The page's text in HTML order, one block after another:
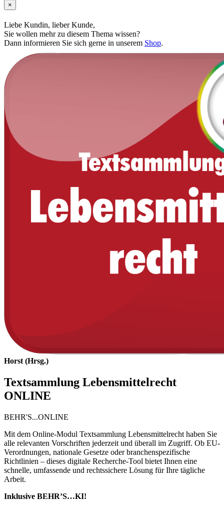
×
Liebe Kundin, lieber Kunde,
Sie wollen mehr zu diesem Thema wissen?
Dann informieren Sie sich gerne in unserem Shop.
Horst (Hrsg.)
Textsammlung Lebensmittelrecht
ONLINE
BEHR'S...ONLINE
Mit dem Online-Modul Textsammlung Lebensmittelrecht haben Sie
alle relevanten Vorschriften jederzeit und überall im Zugriff. Ob EU-
Verordnungen, nationale Gesetze oder branchenspezifische
Richtlinien – dieses digitale Recherche-Tool bietet Ihnen eine
schnelle, umfassende und rechtssichere Lösung für Ihre tägliche
Arbeit.
Inklusive BEHR’S…KI!